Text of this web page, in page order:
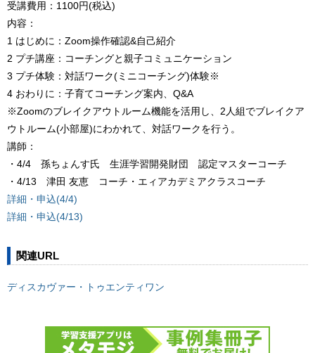
受講費用：1100円(税込)
内容：
1 はじめに：Zoom操作確認&自己紹介
2 プチ講座：コーチングと親子コミュニケーション
3 プチ体験：対話ワーク(ミニコーチング)体験※
4 おわりに：子育てコーチング案内、Q&A
※Zoomのブレイクアウトルーム機能を活用し、2人組でブレイクア
ウトルーム(小部屋)にわかれて、対話ワークを行う。
講師：
・4/4 孫ちょんす氏 生涯学習開発財団 認定マスターコーチ
・4/13 津田 友恵 コーチ・エィアカデミアクラスコーチ
詳細・申込(4/4)
詳細・申込(4/13)
関連URL
ディスカヴァー・トゥエンティワン